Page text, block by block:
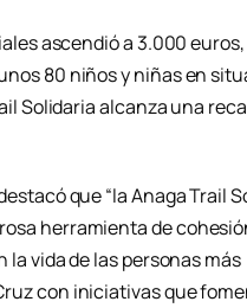
ascendió a 3.000
80 niños y niñas en
Solidaria alcanza una
que “la Anaga Trail
herramienta de
vida de las personas más
con iniciativas que